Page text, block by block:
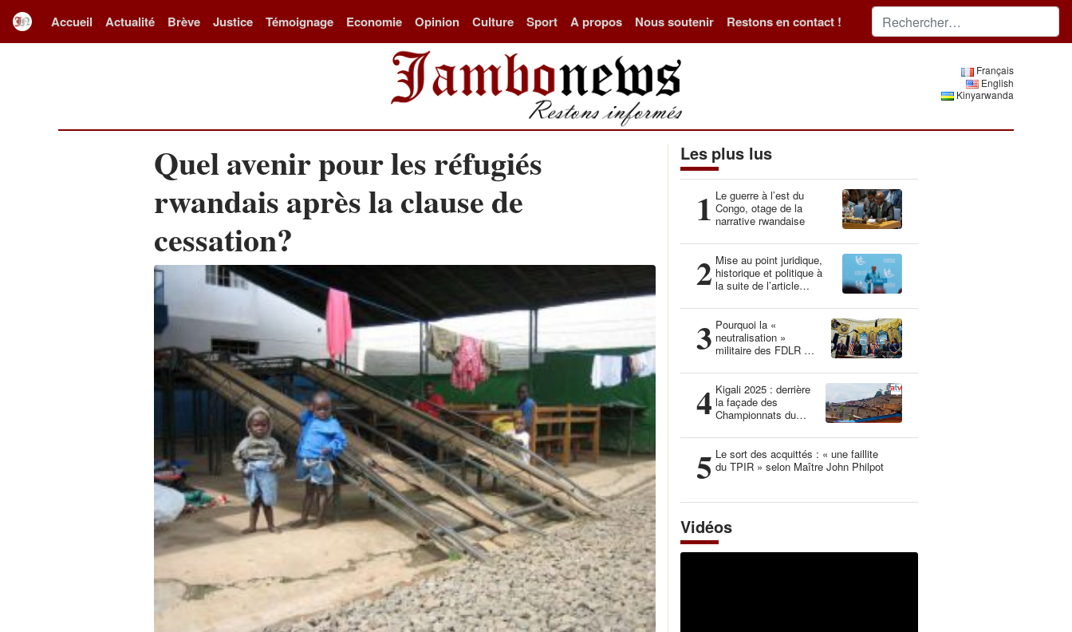
Accueil Actualité Brève Justice Témoignage Economie Opinion Culture Sport A propos Nous soutenir Restons en contact !
Français
English
Kinyarwanda
Quel avenir pour les réfugiés
rwandais après la clause de
cessation?
Les plus lus
1 Le guerre à l’est du
Congo, otage de la
narrative rwandaise
2 Mise au point juridique,
historique et politique à
la suite de l’article
la Belgique, gardien du
patrimoine génétique”
3 Pourquoi la «
neutralisation »
militaire des FDLR est
illusion
4 Kigali 2025 : derrière
la façade des
Championnats du
propres de l’histoire
5 Le sort des acquittés : « une faillite
du TPIR » selon Maître John Philpot
Vidéos